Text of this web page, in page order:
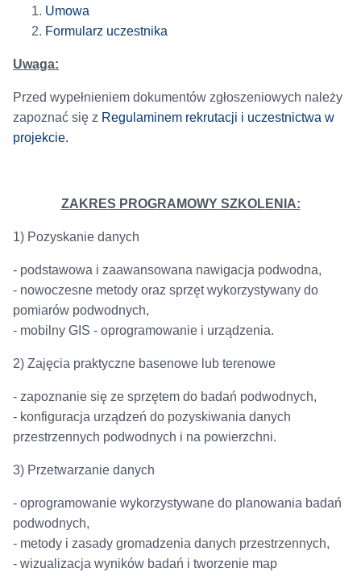
Umowa
Formularz uczestnika
Uwaga:
Przed wypełnieniem dokumentów zgłoszeniowych należy
zapoznać się z Regulaminem rekrutacji i uczestnictwa w
projekcie.
ZAKRES PROGRAMOWY SZKOLENIA:
1) Pozyskanie danych
- podstawowa i zaawansowana nawigacja podwodna,
- nowoczesne metody oraz sprzęt wykorzystywany do
pomiarów podwodnych,
- mobilny GIS - oprogramowanie i urządzenia.
2) Zajęcia praktyczne basenowe lub terenowe
- zapoznanie się ze sprzętem do badań podwodnych,
- konfiguracja urządzeń do pozyskiwania danych
przestrzennych podwodnych i na powierzchni.
3) Przetwarzanie danych
- oprogramowanie wykorzystywane do planowania badań
podwodnych,
- metody i zasady gromadzenia danych przestrzennych,
- wizualizacja wyników badań i tworzenie map